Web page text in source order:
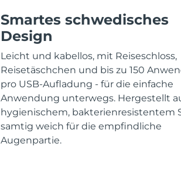
Smartes schwedisches
Design
Leicht und kabellos, mit Reiseschloss,
Reisetäschchen und bis zu 150
pro USB-Aufladung - für die einfache
Anwendung unterwegs. Hergestellt
hygienischem, bakterienresistentem
samtig weich für die empfindliche
Augenpartie.